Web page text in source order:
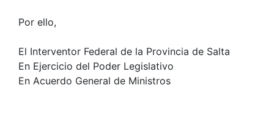
Por ello,
El Interventor Federal de la Provincia de Salta
En Ejercicio del Poder Legislativo
En Acuerdo General de Ministros